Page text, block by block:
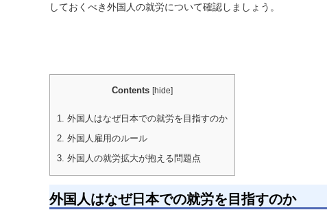
しておくべき外国人の就労について確認しましょう。
Contents [hide]
1.
外国人はなぜ日本での就労を目指すのか
2. 外国人雇用のルール
3. 外国人の就労拡大が抱える問題点
外国人はなぜ日本での就労を目指すのか